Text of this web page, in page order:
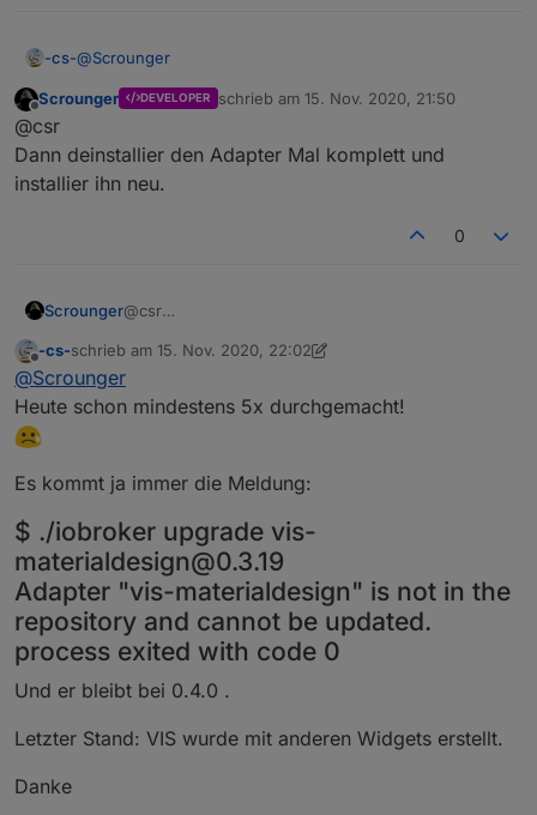
-cs-@Scrounger
Ja genau so wie in Deinem Video hatte / wollte ich es
Offline
Scrounger DEVELOPER schrieb am 15. Nov. 2020, 21:50
zuletzt editiert von
@csr
Dann deinstallier den Adapter Mal komplett und
installier ihn neu.
0
Scrounger@csr
installier ihn neu.
Offline
-cs-schrieb am 15. Nov. 2020, 22:02
zuletzt editiert von -cs-
@Scrounger
Heute schon mindestens 5x durchgemacht!
Es kommt ja immer die Meldung:
$ ./iobroker upgrade vis-
materialdesign@0.3.19
Adapter "vis-materialdesign" is not in the
repository and cannot be updated.
process exited with code 0
Und er bleibt bei 0.4.0 .
Letzter Stand: VIS wurde mit anderen Widgets erstellt.
Danke